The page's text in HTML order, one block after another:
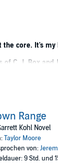
core. It's
C. J. Box and
for the
in most of
his
kind of war to
is under
Range
Kohl Novel
Taylor Moore
von:
9 Std. und